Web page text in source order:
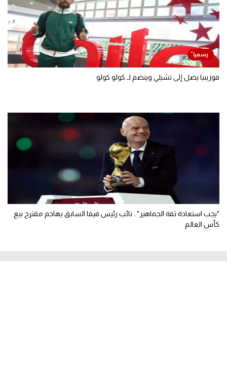
فوزينيا يصل إلى تشيلي وينضم لـ كولو كولو
"يجب استعادة ثقة الجماهير".. نائب رئيس فيفا السابق يهاجم مقترح بيع
كأس العالم